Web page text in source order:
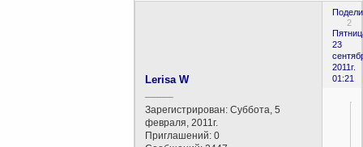
2
23
2011г.
01:21
Lerisa W
Зарегистрирован: Суббота, 5
февраля, 2011г.
Приглашений: 0